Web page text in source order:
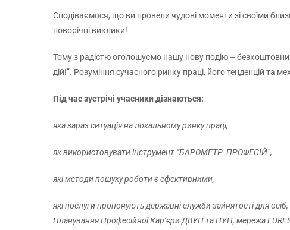
Сподіваємося, що ви провели чудові моменти зі своїми
новорічні виклики!
Тому з радістю оголошуємо нашу нову подію –
дій!”. Розуміння сучасного ринку праці, його тенденцій та
Під час зустрічі учасники дізнаються:
яка зараз ситуація на локальному ринку праці,
як використовувати інструмент “БАРОМЕТР ПРОФЕСІЙ”,
які методи пошуку роботи є ефективними,
які послуги пропонують державні служби зайнятості для
Планування Професійної Кар’єри ДВУП та ПУП, мережа EURES